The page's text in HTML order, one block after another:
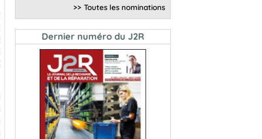
>> Toutes les nominations
Dernier numéro du J2R